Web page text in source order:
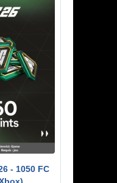
- 1050 FC